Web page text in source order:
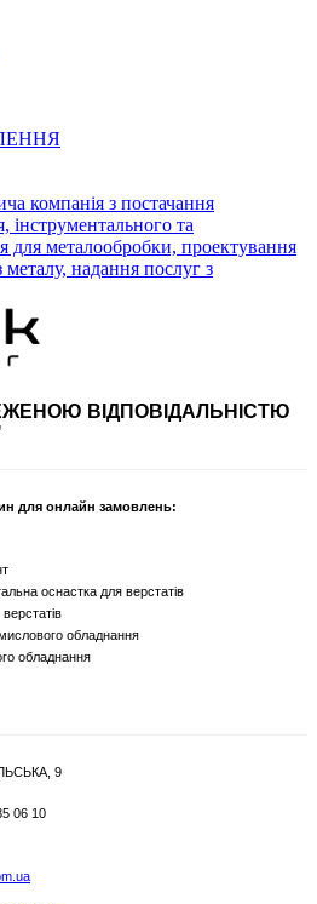
ВІДПОВІДАЛЬНІСТЮ
для онлайн замовлень:
оснастка для верстатів
обладнання
обладнання
9
06 10